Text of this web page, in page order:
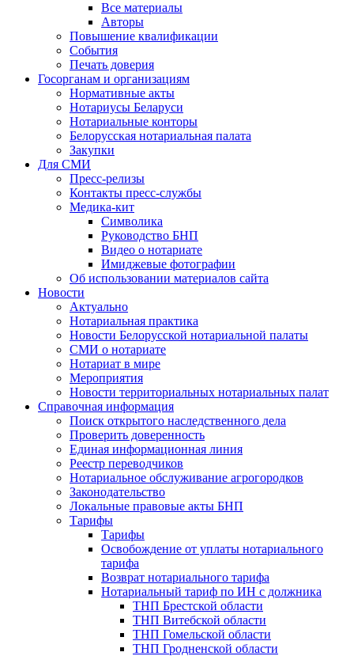
Все материалы
Авторы
Повышение квалификации
События
Печать доверия
Госорганам и организациям
Нормативные акты
Нотариусы Беларуси
Нотариальные конторы
Белорусская нотариальная палата
Закупки
Для СМИ
Пресс-релизы
Контакты пресс-службы
Медика-кит
Символика
Руководство БНП
Видео о нотариате
Имиджевые фотографии
Об использовании материалов сайта
Новости
Актуально
Нотариальная практика
Новости Белорусской нотариальной палаты
СМИ о нотариате
Нотариат в мире
Мероприятия
Новости территориальных нотариальных палат
Справочная информация
Поиск открытого наследственного дела
Проверить доверенность
Единая информационная линия
Реестр переводчиков
Нотариальное обслуживание агрогородков
Законодательство
Локальные правовые акты БНП
Тарифы
Тарифы
Освобождение от уплаты нотариального
тарифа
Возврат нотариального тарифа
Нотариальный тариф по ИН с должника
ТНП Брестской области
ТНП Витебской области
ТНП Гомельской области
ТНП Гродненской области